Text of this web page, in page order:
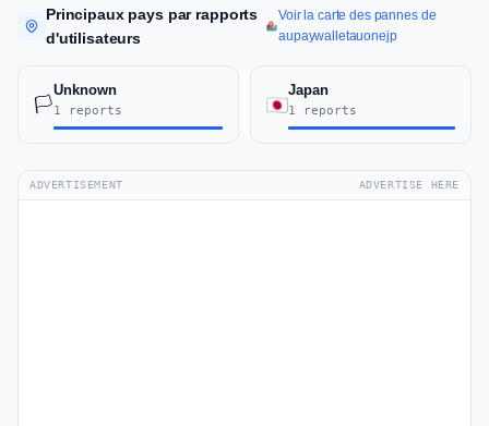
Principaux pays par rapports
d'utilisateurs
Voir la carte des pannes de
aupaywalletauonejp
🏳️
Unknown
1 reports
Japan
1 reports
ADVERTISEMENT ADVERTISE HERE